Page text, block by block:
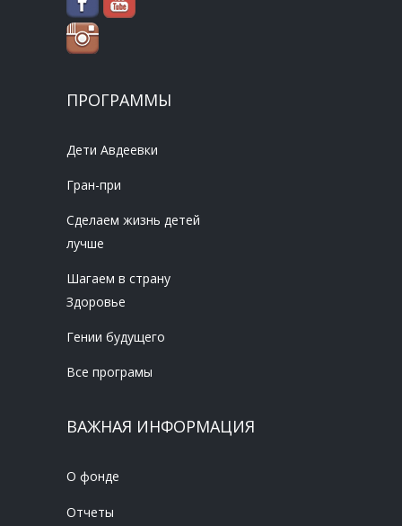
ПРОГРАММЫ
Дети Авдеевки
Гран-при
Сделаем жизнь детей
лучше
Шагаем в страну
Здоровье
Гении будущего
Все програмы
ВАЖНАЯ ИНФОРМАЦИЯ
О фонде
Отчеты